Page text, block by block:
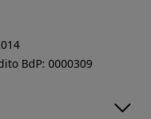
BdP: 0000309